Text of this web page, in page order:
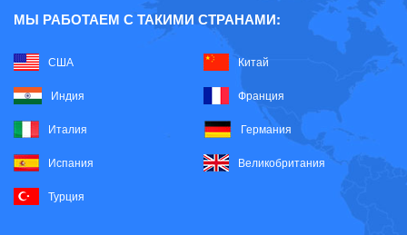
МЫ РАБОТАЕМ С ТАКИМИ СТРАНАМИ:
США Китай
Индия Франция
Италия Германия
Испания Великобритания
Турция